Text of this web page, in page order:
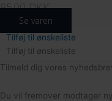
85.00DKK
Se varen
Tilføj til ønskeliste
Tilføj til ønskeliste
Tilmeld dig vores
Du vil fremover modtager